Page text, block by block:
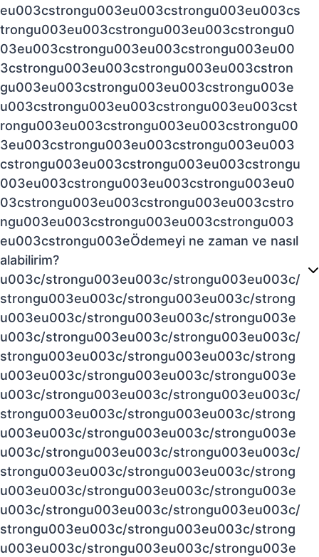
eu003cstrongu003eu003cstrongu003eu003cs
trongu003eu003cstrongu003eu003cstrongu0
03eu003cstrongu003eu003cstrongu003eu00
3cstrongu003eu003cstrongu003eu003cstron
gu003eu003cstrongu003eu003cstrongu003e
u003cstrongu003eu003cstrongu003eu003cst
rongu003eu003cstrongu003eu003cstrongu00
3eu003cstrongu003eu003cstrongu003eu003
cstrongu003eu003cstrongu003eu003cstrongu
003eu003cstrongu003eu003cstrongu003eu0
03cstrongu003eu003cstrongu003eu003cstro
ngu003eu003cstrongu003eu003cstrongu003
eu003cstrongu003eÖdemeyi ne zaman ve nasıl
alabilirim?
u003c/strongu003eu003c/strongu003eu003c/
strongu003eu003c/strongu003eu003c/strong
u003eu003c/strongu003eu003c/strongu003e
u003c/strongu003eu003c/strongu003eu003c/
strongu003eu003c/strongu003eu003c/strong
u003eu003c/strongu003eu003c/strongu003e
u003c/strongu003eu003c/strongu003eu003c/
strongu003eu003c/strongu003eu003c/strong
u003eu003c/strongu003eu003c/strongu003e
u003c/strongu003eu003c/strongu003eu003c/
strongu003eu003c/strongu003eu003c/strong
u003eu003c/strongu003eu003c/strongu003e
u003c/strongu003eu003c/strongu003eu003c/
strongu003eu003c/strongu003eu003c/strong
u003eu003c/strongu003eu003c/strongu003e